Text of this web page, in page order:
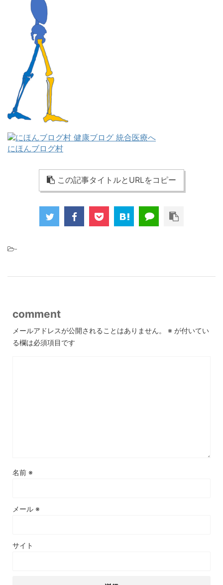
にほんブログ村
この記事タイトルとURLをコピー
-
comment
メールアドレスが公開されることはありません。 ※ が付いてい
る欄は必須項目です
名前 ※
メール ※
サイト